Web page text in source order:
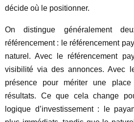
décide où le positionner.
On distingue généralement
référencement : le référencement
naturel. Avec le référencement
visibilité via des annonces. Avec
présence pour mériter une
résultats. Ce que cela change
logique d’investissement : le